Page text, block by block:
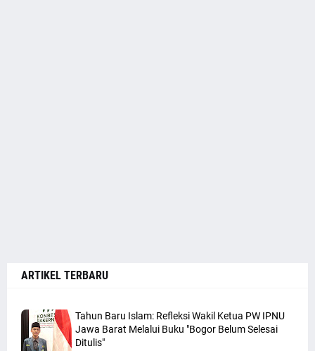
ARTIKEL TERBARU
Tahun Baru Islam: Refleksi Wakil Ketua PW IPNU
Jawa Barat Melalui Buku "Bogor Belum Selesai
Ditulis"